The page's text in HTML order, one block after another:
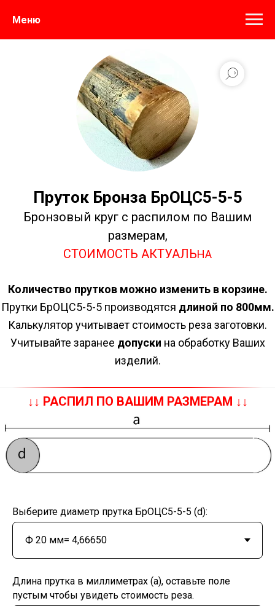
Меню
Пруток Бронза БрОЦС5-5-5
Бронзовый круг с распилом по Вашим
размерам,
СТОИМОСТЬ АКТУАЛЬНА
Количество прутков можно изменить в корзине.
Прутки БрОЦС5-5-5 производятся длиной по 800мм.
Калькулятор учитывает стоимость реза заготовки.
Учитывайте заранее допуски на обработку Ваших
изделий.
↓↓ РАСПИЛ ПО ВАШИМ РАЗМЕРАМ ↓↓
Выберите диаметр прутка БрОЦС5-5-5 (d):
Длина прутка в миллиметрах (a), оставьте поле
пустым чтобы увидеть стоимость реза.